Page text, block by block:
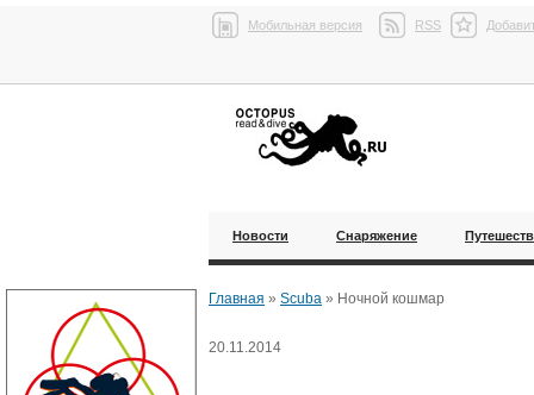
Мобильная версия RSS
Новости Снаряжение
Главная » Scuba » Ночной кошмар
20.11.2014